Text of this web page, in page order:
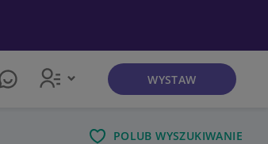
WYSTAW
POLUB WYSZUKIWANIE